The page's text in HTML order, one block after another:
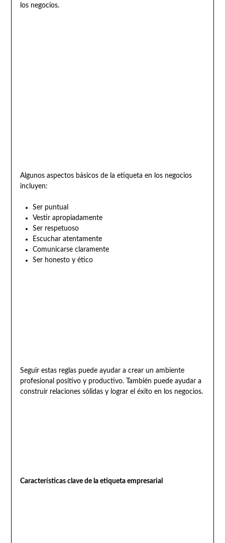
los negocios.
Algunos aspectos básicos de la etiqueta en los negocios
incluyen:
Ser puntual
Vestir apropiadamente
Ser respetuoso
Escuchar atentamente
Comunicarse claramente
Ser honesto y ético
Seguir estas reglas puede ayudar a crear un ambiente
profesional positivo y productivo. También puede ayudar a
construir relaciones sólidas y lograr el éxito en los negocios.
Características clave de la etiqueta empresarial